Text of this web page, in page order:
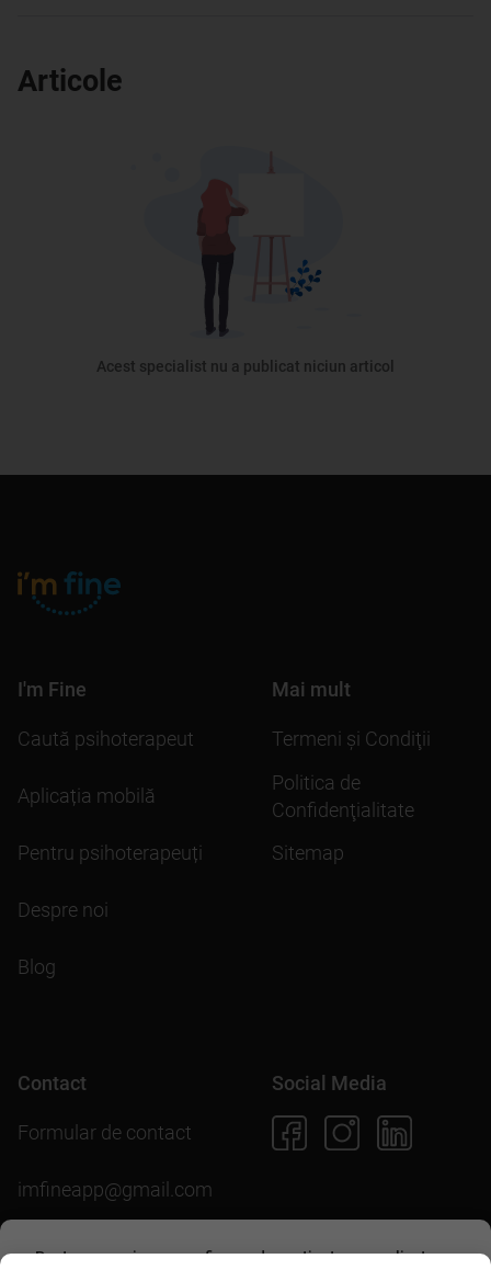
Pentru scopuri precum afișarea de conținut personalizat,
Articole
Acest specialist nu a publicat niciun articol
I'm Fine
Caută psihoterapeut
Aplicația mobilă
Pentru psihoterapeuți
Despre noi
Blog
Mai mult
Termeni şi Condiţii
Politica de
Confidenţialitate
Sitemap
Contact
Formular de contact
imfineapp@gmail.com
Social Media